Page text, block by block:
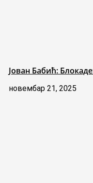
Јован Бабић:
новембар 21, 2025